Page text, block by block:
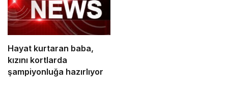
Hayat kurtaran baba,
kızını kortlarda
şampiyonluğa hazırlıyor